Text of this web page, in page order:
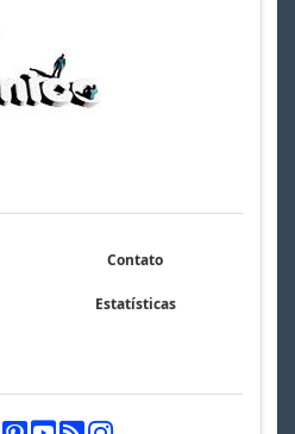
Contato
Estatísticas